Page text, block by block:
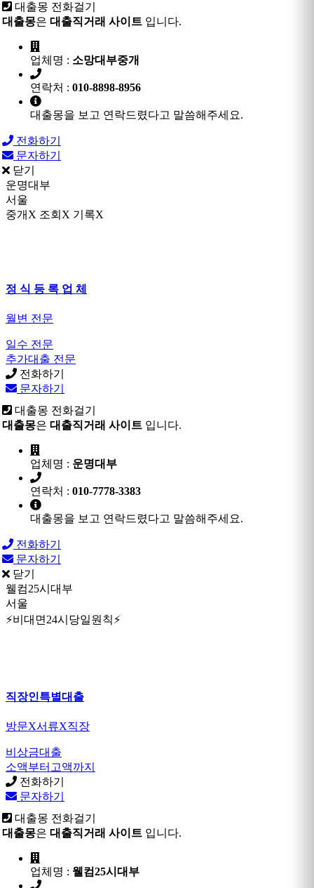
대출몽 전화걸기
대출몽은 대출직거래 사이트 입니다.
업체명 : 소망대부중개
연락처 : 010-8898-8956
대출몽을 보고 연락드렸다고 말씀해주세요.
전화하기
문자하기
닫기
운명대부
서울
중개X 조회X 기록X
정 식 등 록 업 체
월변 전문
일수 전문
추가대출 전문
전화하기
문자하기
대출몽 전화걸기
대출몽은 대출직거래 사이트 입니다.
업체명 : 운명대부
연락처 : 010-7778-3383
대출몽을 보고 연락드렸다고 말씀해주세요.
전화하기
문자하기
닫기
웰컴25시대부
서울
⚡비대면24시당일원칙⚡
직장인특별대출
방문X서류X직장
비상금대출
소액부터고액까지
전화하기
문자하기
대출몽 전화걸기
대출몽은 대출직거래 사이트 입니다.
업체명 : 웰컴25시대부